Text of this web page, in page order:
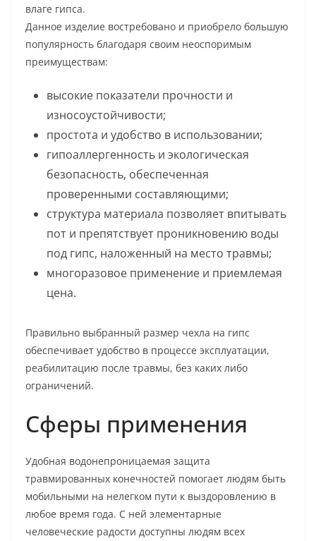
влаге гипса.
Данное изделие востребовано и приобрело большую
популярность благодаря своим неоспоримым
преимуществам:
высокие показатели прочности и
износоустойчивости;
простота и удобство в использовании;
гипоаллергенность и экологическая
безопасность, обеспеченная
проверенными составляющими;
структура материала позволяет впитывать
пот и препятствует проникновению воды
под гипс, наложенный на место травмы;
многоразовое применение и приемлемая
цена.
Правильно выбранный размер чехла на гипс
обеспечивает удобство в процессе эксплуатации,
реабилитацию после травмы, без каких либо
ограничений.
Сферы применения
Удобная водонепроницаемая защита
травмированных конечностей помогает людям быть
мобильными на нелегком пути к выздоровлению в
любое время года. С ней элементарные
человеческие радости доступны людям всех